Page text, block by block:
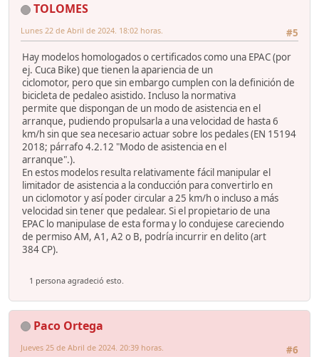
TOLOMES
#5
Lunes 22 de Abril de 2024. 18:02 horas.
Hay modelos homologados o certificados como una EPAC (por
ej. Cuca Bike) que tienen la apariencia de un
ciclomotor, pero que sin embargo cumplen con la definición de
bicicleta de pedaleo asistido. Incluso la normativa
permite que dispongan de un modo de asistencia en el
arranque, pudiendo propulsarla a una velocidad de hasta 6
km/h sin que sea necesario actuar sobre los pedales (EN 15194
2018; párrafo 4.2.12 "Modo de asistencia en el
arranque".).
En estos modelos resulta relativamente fácil manipular el
limitador de asistencia a la conducción para convertirlo en
un ciclomotor y así poder circular a 25 km/h o incluso a más
velocidad sin tener que pedalear. Si el propietario de una
EPAC lo manipulase de esta forma y lo condujese careciendo
de permiso AM, A1, A2 o B, podría incurrir en delito (art
384 CP).
1 persona agradeció esto.
Paco Ortega
#6
Jueves 25 de Abril de 2024. 20:39 horas.